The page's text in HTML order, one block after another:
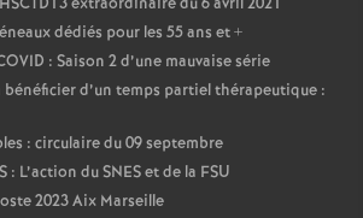
dédiés pour les 55 ans et +
: Saison 2 d’une mauvaise série
d’un temps partiel thérapeutique :
: circulaire du 09 septembre
: L’action du SNES et de la FSU
2023 Aix Marseille